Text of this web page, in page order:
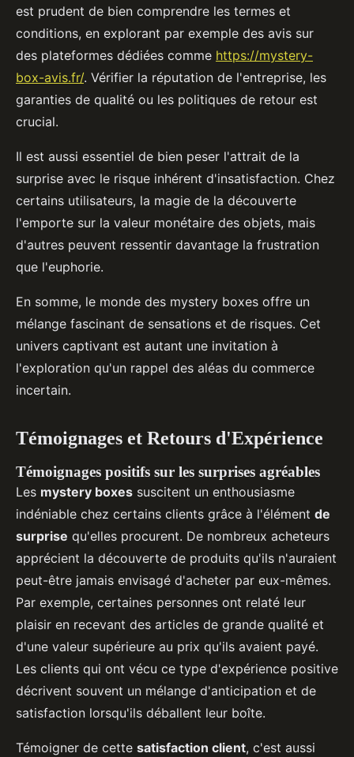
est prudent de bien comprendre les termes et
conditions, en explorant par exemple des avis sur
des plateformes dédiées comme https://mystery-
box-avis.fr/. Vérifier la réputation de l'entreprise, les
garanties de qualité ou les politiques de retour est
crucial.
Il est aussi essentiel de bien peser l'attrait de la
surprise avec le risque inhérent d'insatisfaction. Chez
certains utilisateurs, la magie de la découverte
l'emporte sur la valeur monétaire des objets, mais
d'autres peuvent ressentir davantage la frustration
que l'euphorie.
En somme, le monde des mystery boxes offre un
mélange fascinant de sensations et de risques. Cet
univers captivant est autant une invitation à
l'exploration qu'un rappel des aléas du commerce
incertain.
Témoignages et Retours d'Expérience
Témoignages positifs sur les surprises agréables
Les mystery boxes suscitent un enthousiasme
indéniable chez certains clients grâce à l'élément de
surprise qu'elles procurent. De nombreux acheteurs
apprécient la découverte de produits qu'ils n'auraient
peut-être jamais envisagé d'acheter par eux-mêmes.
Par exemple, certaines personnes ont relaté leur
plaisir en recevant des articles de grande qualité et
d'une valeur supérieure au prix qu'ils avaient payé.
Les clients qui ont vécu ce type d'expérience positive
décrivent souvent un mélange d'anticipation et de
satisfaction lorsqu'ils déballent leur boîte.
Témoigner de cette satisfaction client, c'est aussi